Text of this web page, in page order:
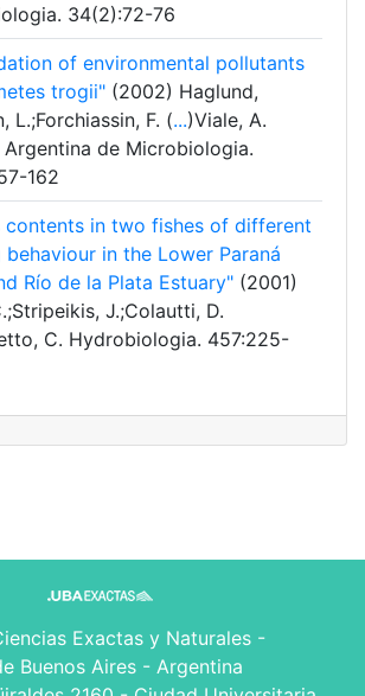
34(2):72-76
of environmental pollutants
trogii" (2002) Haglund,
L.;Forchiassin, F. (...)Viale, A.
Argentina de Microbiologia.
162
contents in two fishes of different
in the Lower Paraná
Río de la Plata Estuary" (2001)
J.;Colautti, D.
C. Hydrobiologia. 457:225-
Exactas y Naturales -
Buenos Aires - Argentina